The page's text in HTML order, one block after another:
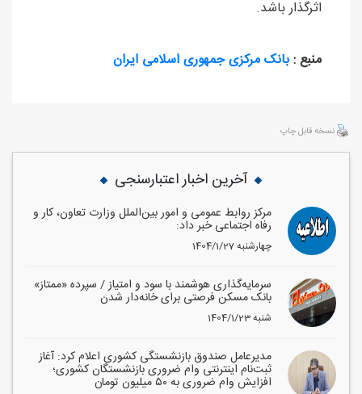
اثرگذار باشد.
منبع :بانک مرکزی جمهوری اسلامی ایران
نسخه قابل چاپ
آخرین اخبار اعتبارسنجی
مرکز روابط عمومی و امور بین‌الملل وزارت تعاون، کار و
رفاه اجتماعی خبر داد:
1404/1/27 چهارشنبه
سرمایه‌گذاری هوشمند با سود و امتیاز / سپرده «ممتاز»
بانک مسکن فرصتی برای خانه‌دار شدن
1404/1/23 شنبه
مدیرعامل صندوق بازنشستگی کشوری اعلام کرد: آغاز
ثبت‌نام اینترنتی وام ضروری بازنشستگان کشوری؛
افزایش وام ضروری به ۵۰ میلیون تومان